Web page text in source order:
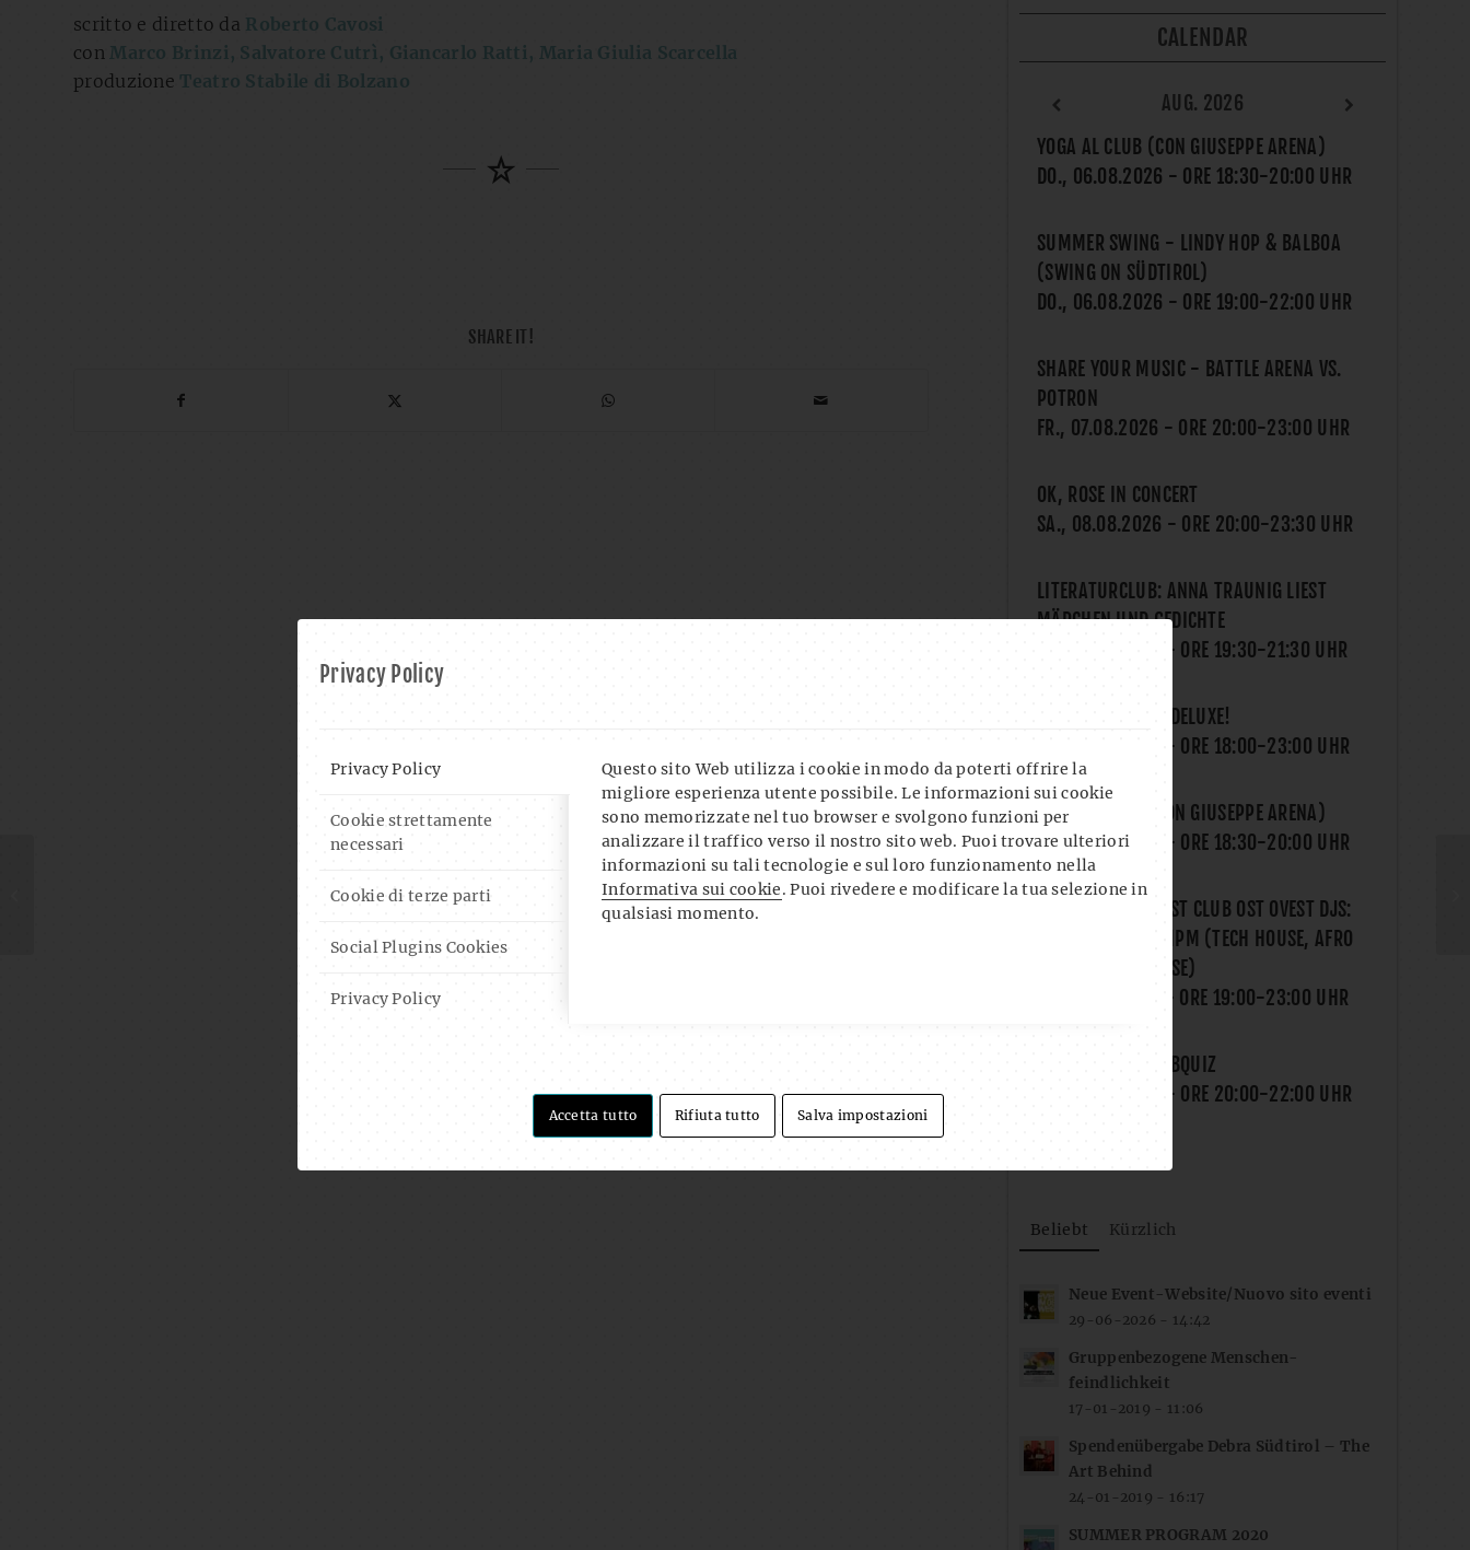
Privacy Policy
Privacy Policy
Cookie strettamente
necessari
Cookie di terze parti
Social Plugins Cookies
Privacy Policy
Questo sito Web utilizza i cookie in modo da poterti offrire la
migliore esperienza utente possibile. Le informazioni sui cookie
sono memorizzate nel tuo browser e svolgono funzioni per
analizzare il traffico verso il nostro sito web. Puoi trovare ulteriori
informazioni su tali tecnologie e sul loro funzionamento nella
Informativa sui cookie. Puoi rivedere e modificare la tua selezione in
qualsiasi momento.
Accetta tutto Rifiuta tutto Salva impostazioni
scritto e diretto da Roberto Cavosi
con Marco Brinzi, Salvatore Cutrì, Giancarlo Ratti, Maria Giulia Scarcella
produzione Teatro Stabile di Bolzano
SHARE IT!
CALENDAR
AUG. 2026
YOGA AL CLUB (CON GIUSEPPE ARENA)
DO., 06.08.2026 - ORE 18:30-20:00 UHR
SUMMER SWING - LINDY HOP & BALBOA
(SWING ON SÜDTIROL)
DO., 06.08.2026 - ORE 19:00-22:00 UHR
SHARE YOUR MUSIC - BATTLE ARENA VS.
POTRON
FR., 07.08.2026 - ORE 20:00-23:00 UHR
OK, ROSE IN CONCERT
SA., 08.08.2026 - ORE 20:00-23:30 UHR
LITERATURCLUB: ANNA TRAUNIG LIEST
MÄRCHEN UND GEDICHTE
- ORE 19:30-21:30 UHR
THE GAME NIGHT DELUXE!
- ORE 18:00-23:00 UHR
YOGA AL CLUB (CON GIUSEPPE ARENA)
DO., 13.08.2026
- ORE 18:30-20:00 UHR
ONELIFE X OST WEST CLUB OST OVEST DJS:
MATALUYA & SAMPM (TECH HOUSE, AFRO
HOUSE, DEEP HOUSE)
- ORE 19:00-23:00 UHR
FROG I BLED?! PUBQUIZ
- ORE 20:00-22:00 UHR
Beliebt Kürzlich
Neue Event-Website/Nuovo sito eventi
29-06-2026 - 14:42
Gruppenbezogene Menschen-
feindlichkeit
17-01-2019 - 11:06
Spendenübergabe Debra Südtirol – The
Art Behind
24-01-2019 - 16:17
SUMMER PROGRAM 2020